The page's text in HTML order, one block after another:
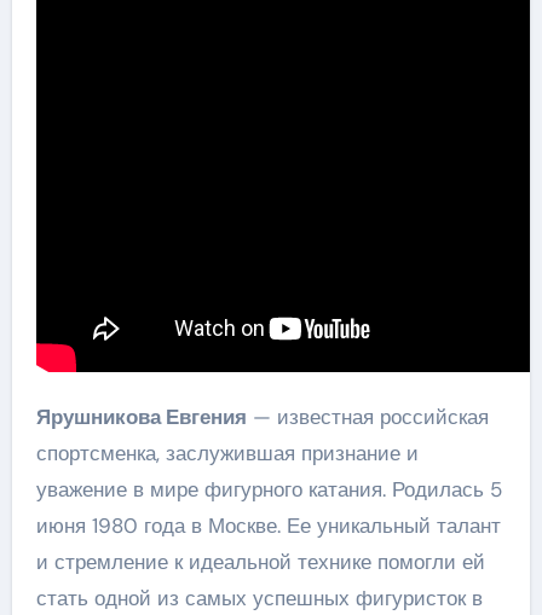
Ярушникова Евгения — известная российская
спортсменка, заслужившая признание и
уважение в мире фигурного катания. Родилась 5
июня 1980 года в Москве. Ее уникальный талант
и стремление к идеальной технике помогли ей
стать одной из самых успешных фигуристок в